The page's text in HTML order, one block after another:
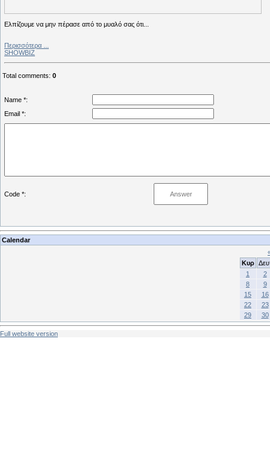
Ελπίζουμε να μην πέρασε από το μυαλό σας ότι...
Περισσότερα ...
SHOWBIZ
Total comments: 0
Name *:
Email *:
Code *:
Calendar
Κυρ
1
2
8
9
15
16
22
23
29
30
Full website version